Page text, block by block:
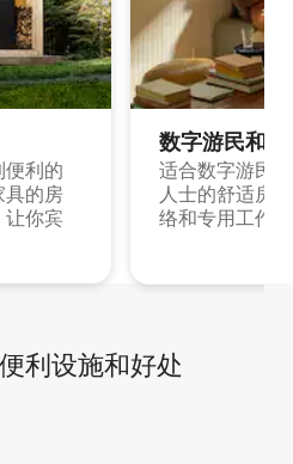
便利的
具的房
让你宾
数字游民和
适合数字游民
人士的舒适房
络和专用工作
利设施和好处